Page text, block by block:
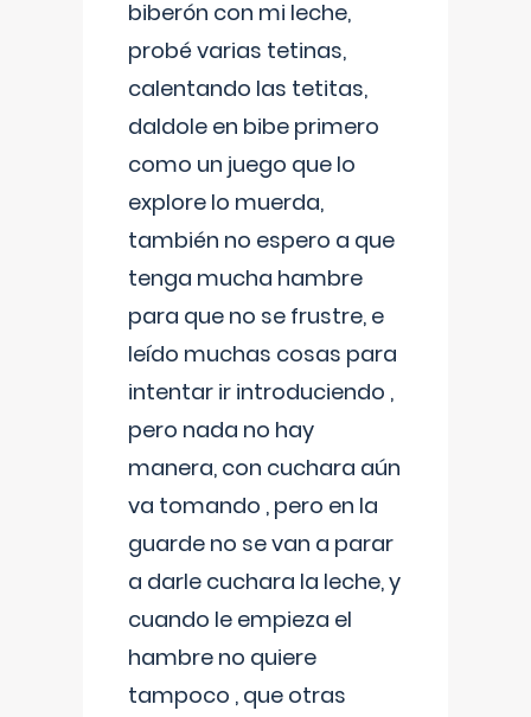
biberón con mi leche,
probé varias tetinas,
calentando las tetitas,
daldole en bibe primero
como un juego que lo
explore lo muerda,
también no espero a que
tenga mucha hambre
para que no se frustre, e
leído muchas cosas para
intentar ir introduciendo ,
pero nada no hay
manera, con cuchara aún
va tomando , pero en la
guarde no se van a parar
a darle cuchara la leche, y
cuando le empieza el
hambre no quiere
tampoco , que otras